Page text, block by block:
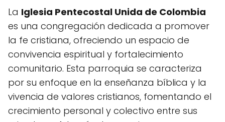
La Iglesia Pentecostal Unida de Colombia
es una congregación dedicada a promover
la fe cristiana, ofreciendo un espacio de
convivencia espiritual y fortalecimiento
comunitario. Esta parroquia se caracteriza
por su enfoque en la enseñanza bíblica y la
vivencia de valores cristianos, fomentando el
crecimiento personal y colectivo entre sus